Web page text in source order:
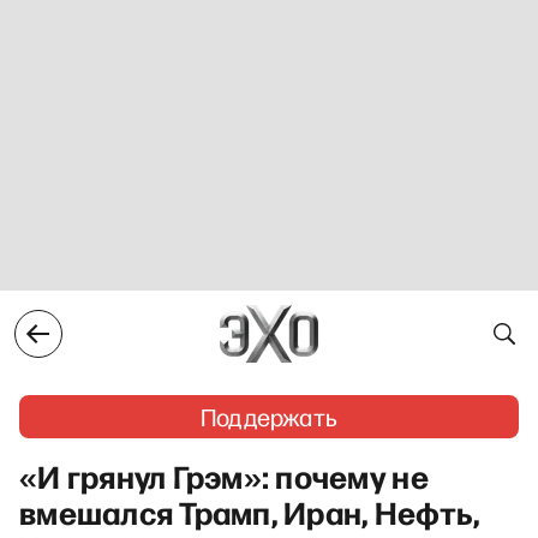
Поддержать
«И грянул Грэм»: почему не
вмешался Трамп, Иран, Нефть,